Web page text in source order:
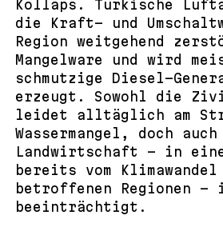
Kollaps. Türkische
die Kraft- und
Region weitgehend
Mangelware und wird
schmutzige Diesel-
erzeugt. Sowohl die
leidet alltäglich am
Wassermangel, doch
Landwirtschaft – in
bereits vom Klimawandel
betroffenen Regionen
beeinträchtigt.